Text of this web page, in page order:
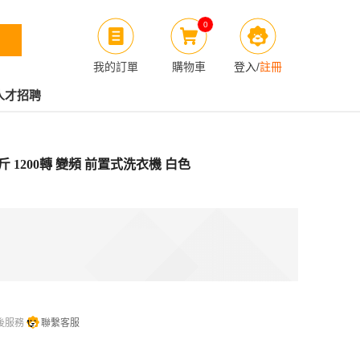
我的訂單
0
購物車 登入/註冊
才招聘
1200轉 變頻 前置式洗衣機 白色
服務 聯繫客服